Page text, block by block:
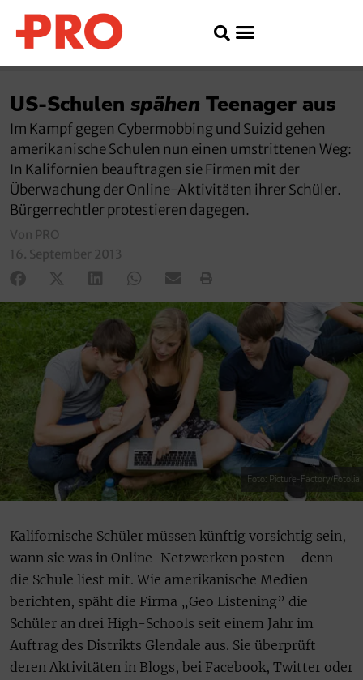
US-Schulen spähen Teenager aus
Im Kampf gegen Cybermobbing und Suizid gehen
amerikanische Schulen nun einen umstrittenen Weg:
In Kalifornien beauftragen sie Firmen mit der
Überwachung der Online-Aktivitäten ihrer Schüler.
Bürgerrechtler protestieren dagegen.
Von PRO
16. September 2013
Foto: Picture-Factory/Fotolia
Kalifornische Schüler müssen künftig vorsichtig sein,
wann sie was in Online-Netzwerken posten – denn
die Schule liest mit. Wie amerikanische Medien
berichten, späht die Firma „Geo Listening” die
Schüler an drei High-Schools seit einem Jahr im
Auftrag des Distrikts Glendale aus. Sie überprüft
deren Aktivitäten in Blogs, bei Facebook, Twitter oder